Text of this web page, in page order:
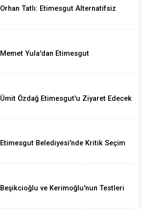
Orhan Tatlı: Etimesgut Alternatifsiz
Memet Yula'dan Etimesgut
Ümit Özdağ Etimesgut'u Ziyaret Edecek
Etimesgut Belediyesi'nde Kritik Seçim
Beşikcioğlu ve Kerimoğlu'nun Testleri